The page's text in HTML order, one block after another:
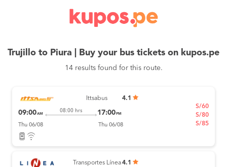
Trujillo to Piura | Buy your bus tickets on kupos.pe
14 results found for this route.
Ittsabus 4.1
09:00AM
08:00 hrs 17:00 PM
Thu 06/08 Thu 06/08
S/60
S/80
S/85
Transportes Línea 4.1